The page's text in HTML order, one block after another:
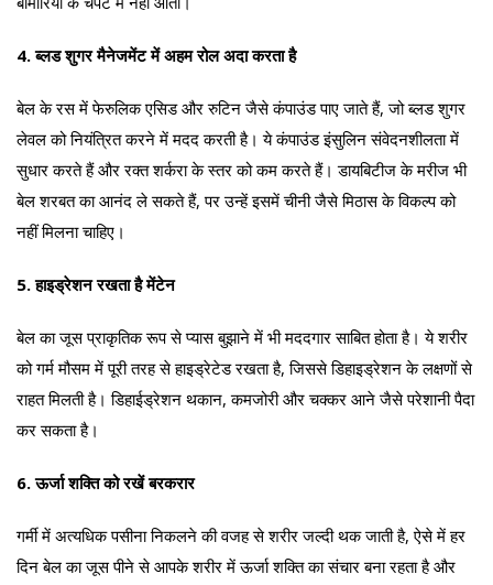
4. ब्लड शुगर मैनेजमेंट में अहम रोल अदा करता है
बेल के रस में फेरुलिक एसिड और रुटिन जैसे कंपाउंड पाए जाते हैं, जो ब्लड शुगर
लेवल को नियंत्रित करने में मदद करती है। ये कंपाउंड इंसुलिन संवेदनशीलता में
सुधार करते हैं और रक्त शर्करा के स्तर को कम करते हैं। डायबिटीज के मरीज भी
बेल शरबत का आनंद ले सकते हैं, पर उन्हें इसमें चीनी जैसे मिठास के विकल्प को
नहीं मिलना चाहिए।
5. हाइड्रेशन रखता है मेंटेन
बेल का जूस प्राकृतिक रूप से प्यास बुझाने में भी मददगार साबित होता है। ये शरीर
को गर्म मौसम में पूरी तरह से हाइड्रेटेड रखता है, जिससे डिहाइड्रेशन के लक्षणों से
राहत मिलती है। डिहाईड्रेशन थकान, कमजोरी और चक्कर आने जैसे परेशानी पैदा
कर सकता है।
6. ऊर्जा शक्ति को रखें बरकरार
गर्मी में अत्यधिक पसीना निकलने की वजह से शरीर जल्दी थक जाती है, ऐसे में हर
दिन बेल का जूस पीने से आपके शरीर में ऊर्जा शक्ति का संचार बना रहता है और